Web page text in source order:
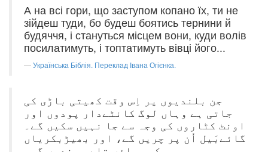
А на всі гори, що заступом копано їх, ти не
зійдеш туди, бо будеш боятись тернини й
будяччя, і стануться місцем вони, куди волів
посилатимуть, і топтатимуть вівці його...
Українська Біблія. Переклад Івана Огієнка.
جن بلندیوں پر اِس وقت کھیتی باڑی کی
جاتی ہے وہاں لوگ کانٹےدار پودوں اور
اونٹ کٹاروں کی وجہ سے جا نہیں سکیں گے۔
گائےبَیل اُن پر چریں گے، اور بھیڑبکریاں